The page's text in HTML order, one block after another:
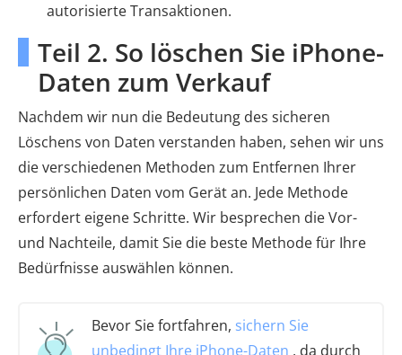
autorisierte Transaktionen.
Teil 2. So löschen Sie iPhone-
Daten zum Verkauf
Nachdem wir nun die Bedeutung des sicheren
Löschens von Daten verstanden haben, sehen wir uns
die verschiedenen Methoden zum Entfernen Ihrer
persönlichen Daten vom Gerät an. Jede Methode
erfordert eigene Schritte. Wir besprechen die Vor-
und Nachteile, damit Sie die beste Methode für Ihre
Bedürfnisse auswählen können.
Bevor Sie fortfahren, sichern Sie
unbedingt Ihre iPhone-Daten , da durch